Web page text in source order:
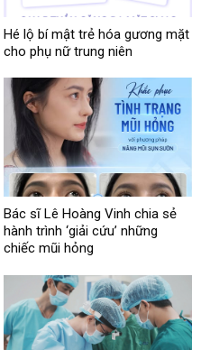
Hé lộ bí mật trẻ hóa gương mặt
cho phụ nữ trung niên
Bác sĩ Lê Hoàng Vinh chia sẻ
hành trình ‘giải cứu’ những
chiếc mũi hỏng